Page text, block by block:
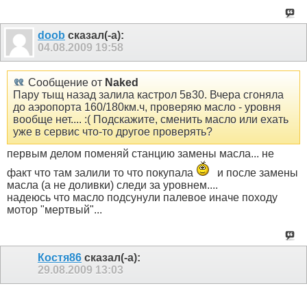
doob сказал(-а):
04.08.2009 19:58
Сообщение от Naked
Пару тыщ назад залила кастрол 5в30. Вчера сгоняла
до аэропорта 160/180км.ч, проверяю масло - уровня
вообще нет.... :( Подскажите, сменить масло или ехать
уже в сервис что-то другое проверять?
первым делом поменяй станцию замены масла... не
факт что там залили то что покупала
и после замены
масла (а не доливки) следи за уровнем....
надеюсь что масло подсунули палевое иначе походу
мотор "мертвый"...
Костя86 сказал(-а):
29.08.2009 13:03